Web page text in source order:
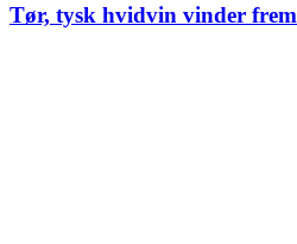
Tør, tysk hvidvin vinder frem